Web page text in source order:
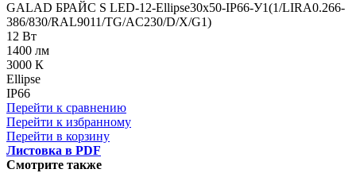
GALAD БРАЙС S LED-12-Ellipse30x50-IP66-У1(1/LIRA0.266-
386/830/RAL9011/TG/AC230/D/X/G1)
12 Вт
1400 лм
3000 К
Ellipse
IP66
Перейти к сравнению
Перейти к избранному
Перейти в корзину
Листовка в PDF
Смотрите также